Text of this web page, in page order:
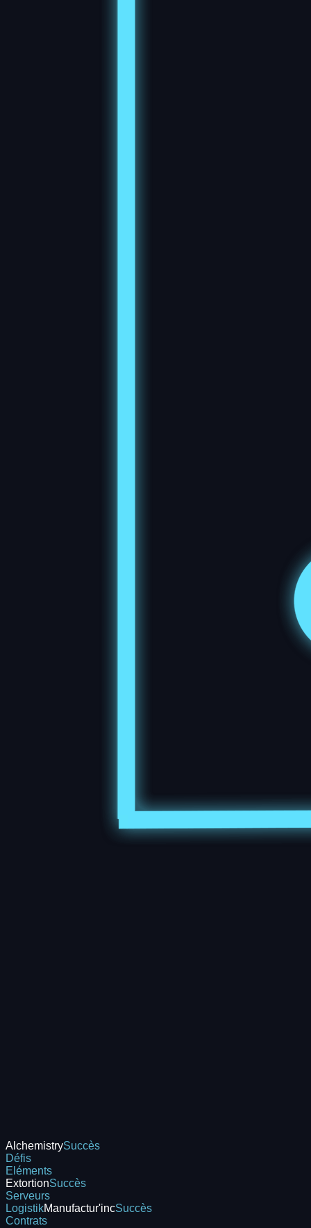
AlchemistrySuccès
Défis
Eléments
ExtortionSuccès
Serveurs
LogistikManufactur'incSuccès
Contrats